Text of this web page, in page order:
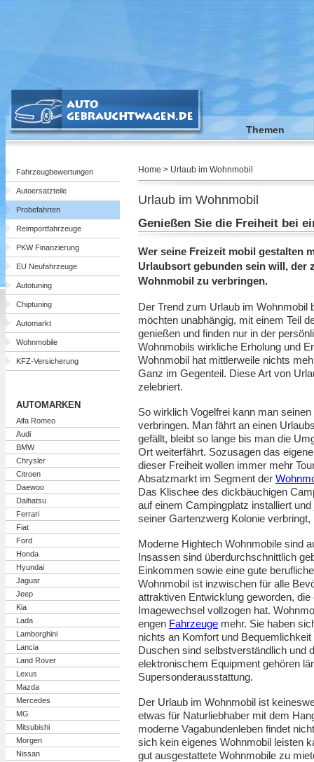
Themen
Fahrzeugbewertungen
Autoersatzteile
Probefahrten
Reimportfahrzeuge
PKW Finanzierung
EU Neufahrzeuge
Autotuning
Chiptuning
Automarkt
Wohnmobile
KFZ-Versicherung
AUTOMARKEN
Alfa Romeo
Audi
BMW
Chrysler
Citroen
Daewoo
Daihatsu
Ferrari
Fiat
Ford
Honda
Hyundai
Jaguar
Jeep
Kia
Lada
Lamborghini
Lancia
Land Rover
Lexus
Mazda
Mercedes
MG
Mitsubishi
Morgen
Nissan
Home > Urlaub im Wohnmobil
Urlaub im Wohnmobil
Genießen Sie die Freiheit bei
Wer seine Freizeit mobil gestalten
Urlaubsort gebunden sein will, der
Wohnmobil zu verbringen.
Der Trend zum Urlaub im Wohnmobil
möchten unabhängig, mit einem Teil
genießen und finden nur in der
Wohnmobils wirkliche Erholung und
Wohnmobil hat mittlerweile nichts
Ganz im Gegenteil. Diese Art von
zelebriert.
So wirklich Vogelfrei kann man
verbringen. Man fährt an einen
gefällt, bleibt so lange bis man die
Ort weiterfährt. Sozusagen das
dieser Freiheit wollen immer mehr
Absatzmarkt im Segment der
Das Klischee des dickbäuchigen
auf einem Campingplatz installiert
seiner Gartenzwerg Kolonie verbringt,
Moderne Hightech Wohnmobile sind
Insassen sind überdurchschnittlich
Einkommen sowie eine gute
Wohnmobil ist inzwischen für alle
attraktiven Entwicklung geworden,
Imagewechsel vollzogen hat.
engen Fahrzeuge mehr. Sie haben
nichts an Komfort und
Duschen sind selbstverständlich und
elektronischem Equipment gehören
Supersonderausstattung.
Der Urlaub im Wohnmobil ist
etwas für Naturliebhaber mit dem
moderne Vagabundenleben findet
sich kein eigenes Wohnmobil leisten
gut ausgestattete Wohnmobile zu